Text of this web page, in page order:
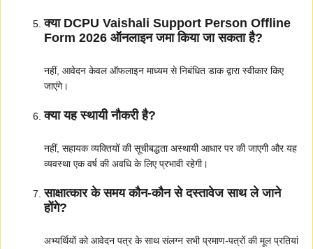
क्या DCPU Vaishali Support Person Offline
Form 2026 ऑनलाइन जमा किया जा सकता है?
नहीं, आवेदन केवल ऑफलाइन माध्यम से निबंधित डाक द्वारा स्वीकार किए
जाएंगे।
क्या यह स्थायी नौकरी है?
नहीं, सहायक व्यक्तियों की सूचीबद्धता अस्थायी आधार पर की जाएगी और यह
व्यवस्था एक वर्ष की अवधि के लिए प्रभावी रहेगी।
साक्षात्कार के समय कौन-कौन से दस्तावेज साथ ले जाने
होंगे?
अभ्यर्थियों को आवेदन पत्र के साथ संलग्न सभी प्रमाण-पत्रों की मूल प्रतियां